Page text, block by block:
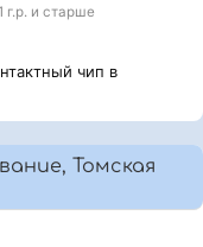
г.р. и старше
чип в
Томская